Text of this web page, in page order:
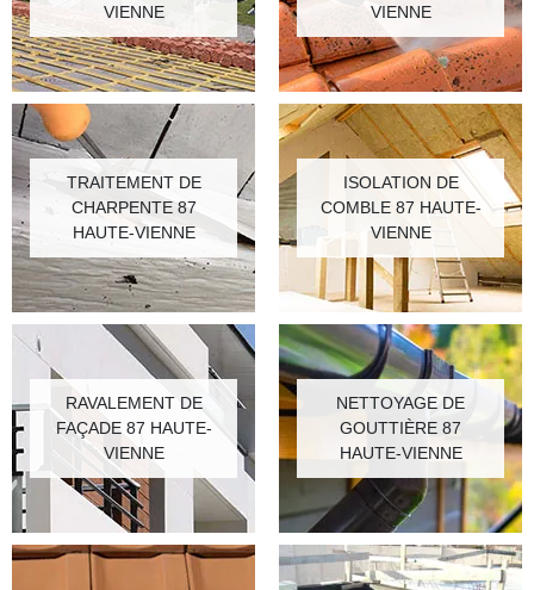
VIENNE
VIENNE
TRAITEMENT DE
CHARPENTE 87
HAUTE-VIENNE
ISOLATION DE
COMBLE 87 HAUTE-
VIENNE
RAVALEMENT DE
FAÇADE 87 HAUTE-
VIENNE
NETTOYAGE DE
GOUTTIÈRE 87
HAUTE-VIENNE